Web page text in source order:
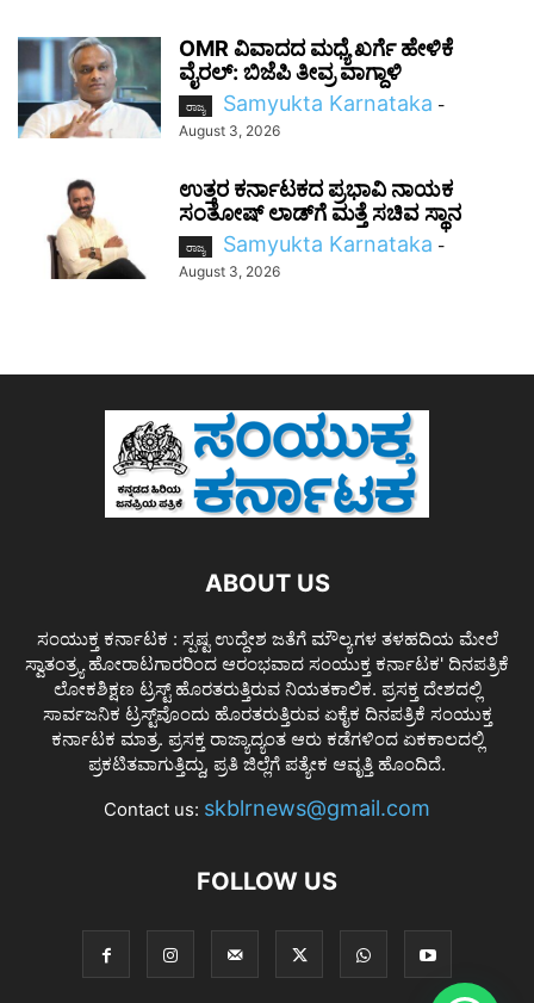
OMR ವಿವಾದದ ಮಧ್ಯೆ ಖರ್ಗೆ ಹೇಳಿಕೆ
ವೈರಲ್: ಬಿಜೆಪಿ ತೀವ್ರ ವಾಗ್ದಾಳಿ
ರಾಜ್ಯ Samyukta Karnataka -
August 3, 2026
ಉತ್ತರ ಕರ್ನಾಟಕದ ಪ್ರಭಾವಿ ನಾಯಕ
ಸಂತೋಷ್‌ ಲಾಡ್‌ಗೆ ಮತ್ತೆ ಸಚಿವ ಸ್ಥಾನ
ರಾಜ್ಯ Samyukta Karnataka -
August 3, 2026
ABOUT US
ಸಂಯುಕ್ತ ಕರ್ನಾಟಕ : ಸ್ಪಷ್ಟ ಉದ್ದೇಶ ಜತೆಗೆ ಮೌಲ್ಯಗಳ ತಳಹದಿಯ ಮೇಲೆ
ಸ್ವಾತಂತ್ರ್ಯ ಹೋರಾಟಗಾರರಿಂದ ಆರಂಭವಾದ ಸಂಯುಕ್ತ ಕರ್ನಾಟಕ' ದಿನಪತ್ರಿಕೆ
ಲೋಕಶಿಕ್ಷಣ ಟ್ರಸ್ಟ್ ಹೊರತರುತ್ತಿರುವ ನಿಯತಕಾಲಿಕ. ಪ್ರಸಕ್ತ ದೇಶದಲ್ಲಿ
ಸಾರ್ವಜನಿಕ ಟ್ರಸ್ಟ್‌ವೊಂದು ಹೊರತರುತ್ತಿರುವ ಏಕೈಕ ದಿನಪತ್ರಿಕೆ ಸಂಯುಕ್ತ
ಕರ್ನಾಟಕ ಮಾತ್ರ. ಪ್ರಸಕ್ತ ರಾಜ್ಯಾದ್ಯಂತ ಆರು ಕಡೆಗಳಿಂದ ಏಕಕಾಲದಲ್ಲಿ
ಪ್ರಕಟಿತವಾಗುತ್ತಿದ್ದು, ಪ್ರತಿ ಜಿಲ್ಲೆಗೆ ಪತ್ಯೇಕ ಆವೃತ್ತಿ ಹೊಂದಿದೆ.
Contact us: skblrnews@gmail.com
FOLLOW US